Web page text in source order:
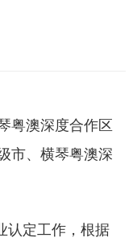
粤澳深度合作区
市、横琴粤澳深
认定工作，根据